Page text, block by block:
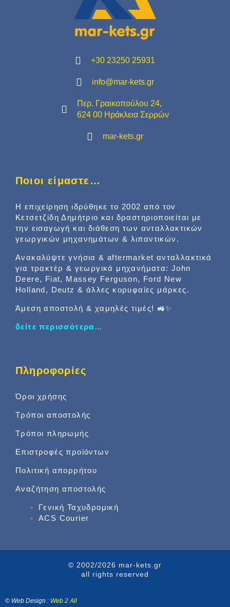
+30 23250 25931
info@mar-kets.gr
Περ. Γραικοπούλου 24,
624 00 Ηράκλεια Σερρών
mar-kets.gr
Ποιοι είμαστε…
Η επιχείρηση ιδρύθηκε το 2002 από τον
Κετσετζίδη Δημήτριο και δραστηριοποιείται με
την εισαγωγή και διάθεση των ανταλλακτικών
γεωργικών μηχανημάτων & λιπαντικών.
Ανακαλύψτε γνήσια & aftermarket ανταλλακτικά
για τρακτέρ & γεωργικά μηχανήματα: John
Deere, Fiat, Massey Ferguson, Ford New
Holland, Deutz & άλλες κορυφαίες μάρκες.
Άμεση αποστολή & χαμηλές τιμές! 🚜✨
δείτε περισσότερα…
Πληροφορίες
Όροι χρήσης
Τρόποι αποστολής
Τρόποι πληρωμής
Επιστροφές προϊόντων
Πολιτική απορρήτου
Αναζήτηση αποστολής
Γενική Ταχυδρομική
ACS Courier
© 2002/2026 mar-kets.gr
all rights reserved
© Web Design : Web 2 All